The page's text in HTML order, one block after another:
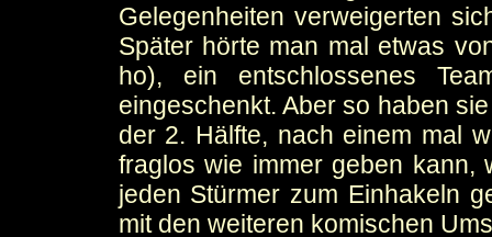
Gelegenheiten verweigerten
Später hörte man mal etwas
ho), ein entschlossenes
eingeschenkt. Aber so haben
der 2. Hälfte, nach einem mal
fraglos wie immer geben kann,
jeden Stürmer zum Einhakeln
mit den weiteren komischen